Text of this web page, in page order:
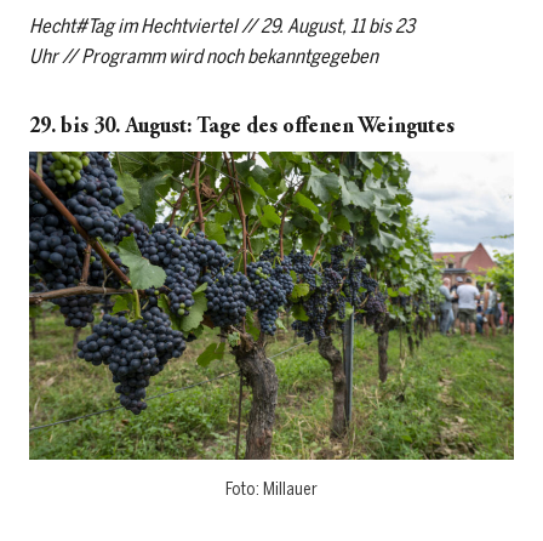
Hecht#Tag im Hechtviertel // 29. August, 11 bis 23
Uhr // Programm wird noch bekanntgegeben
29. bis 30. August: Tage des offenen Weingutes
Foto: Millauer